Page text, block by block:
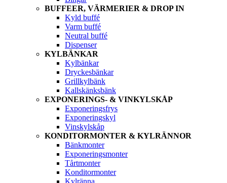
BUFFEER, VÄRMERIER & DROP IN
Kyld buffé
Varm buffé
Neutral buffé
Dispenser
KYLBÄNKAR
Kylbänkar
Dryckesbänkar
Grillkylbänk
Kallskänksbänk
EXPONERINGS- & VINKYLSKÅP
Exponeringsfrys
Exponeringskyl
Vinskylskåp
KONDITORMONTER & KYLRÄNNOR
Bänkmonter
Exponeringsmonter
Tårtmonter
Konditormonter
Kylränna